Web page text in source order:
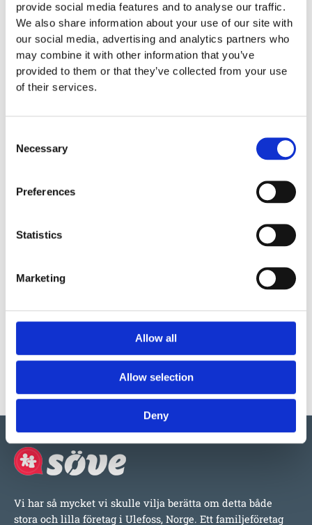
provide social media features and to analyse our traffic.
We also share information about your use of our site with
our social media, advertising and analytics partners who
may combine it with other information that you’ve
provided to them or that they’ve collected from your use
of their services.
Selection
Necessary
Preferences
Statistics
Marketing
Allow all
Allow selection
Deny
Fundament
Material
DWG, produktblad, teknisk information, bilder etc.
Vi har så mycket vi skulle vilja berätta om detta både
stora och lilla företag i Ulefoss, Norge. Ett familjeföretag